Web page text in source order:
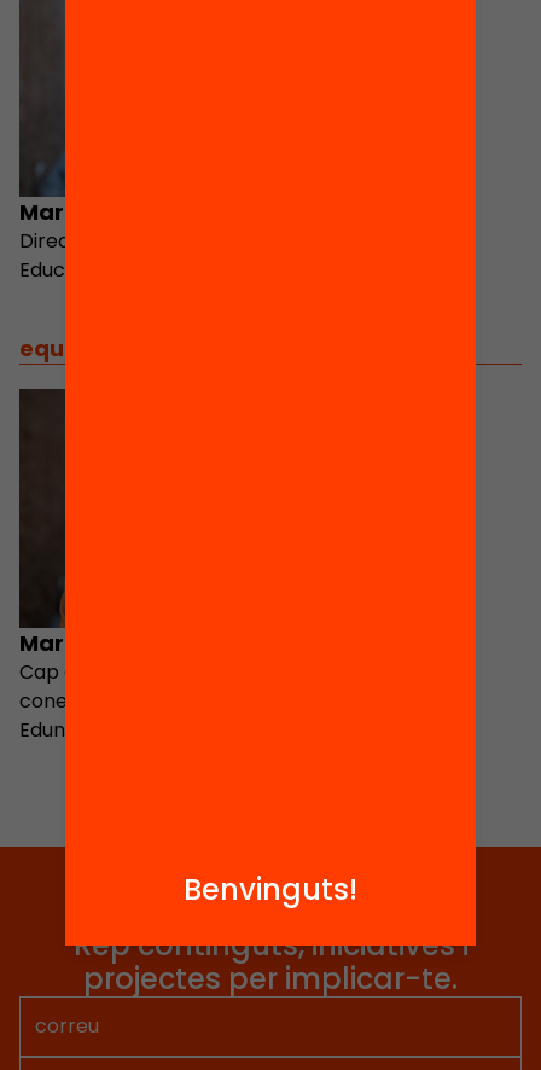
Maria Truñó
Directora de l’Aliança
Educació 360
equip
Marta Requeno
Cap de projectes,
coneixement i Passaport
Edunauta d'Educació 360
Tria equitat
Rep continguts, iniciatives i
projectes per implicar-te.
Benvinguts!